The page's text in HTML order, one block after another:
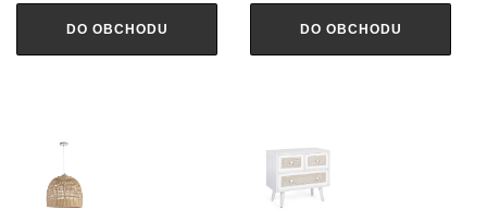
DO OBCHODU DO OBCHODU